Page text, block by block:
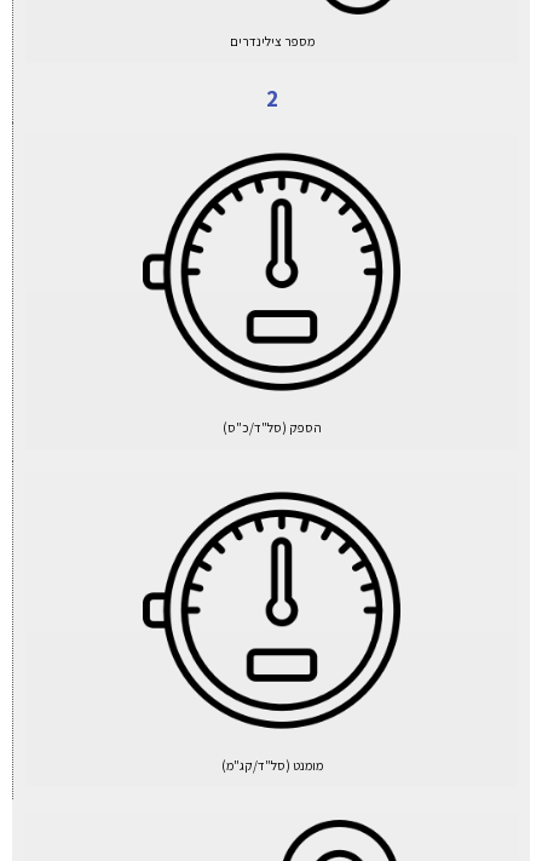
מספר צילינדרים
2
הספק (סל"ד/כ"ס)
מומנט (סל"ד/קג"מ)